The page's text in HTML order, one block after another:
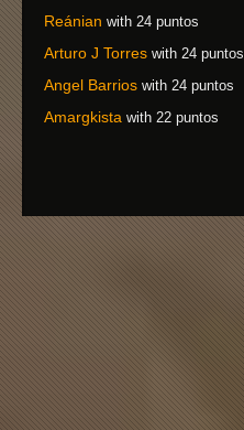
Reánian with 24 puntos
Arturo J Torres with 24 puntos
Angel Barrios with 24 puntos
Amargkista with 22 puntos